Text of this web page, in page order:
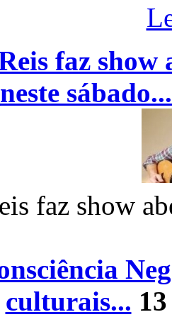
faz
neste sábado...
faz show
culturais...